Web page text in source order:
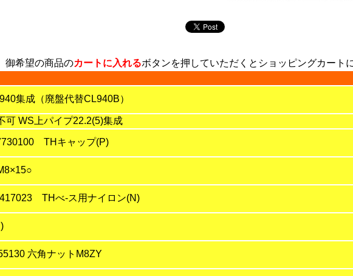
御希望の商品のカートに入れるボタンを押していただくとショッピングカート
集成（廃盤代替CL940B）
可 WS上パイプ22.2(5)集成
THキャップ(P)
THべ-ス用ナイロン(N)
六角ナットM8ZY